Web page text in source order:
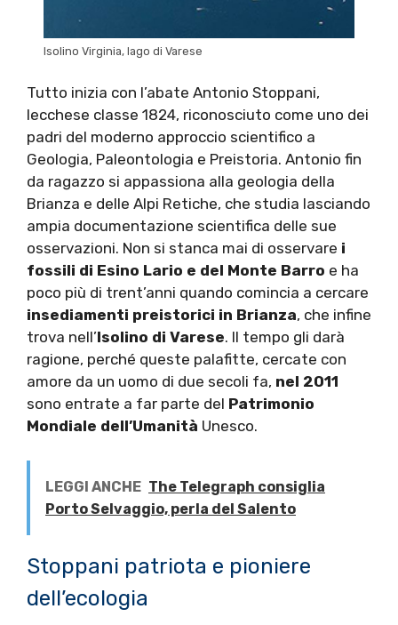
Isolino Virginia, lago di Varese
Tutto inizia con l’abate Antonio Stoppani,
lecchese classe 1824, riconosciuto come uno dei
padri del moderno approccio scientifico a
Geologia, Paleontologia e Preistoria. Antonio fin
da ragazzo si appassiona alla geologia della
Brianza e delle Alpi Retiche, che studia lasciando
ampia documentazione scientifica delle sue
osservazioni. Non si stanca mai di osservare i
fossili di Esino Lario e del Monte Barro e ha
poco più di trent’anni quando comincia a cercare
insediamenti preistorici in Brianza, che infine
trova nell’Isolino di Varese. Il tempo gli darà
ragione, perché queste palafitte, cercate con
amore da un uomo di due secoli fa, nel 2011
sono entrate a far parte del Patrimonio
Mondiale dell’Umanità Unesco.
LEGGI ANCHE The Telegraph consiglia
Porto Selvaggio, perla del Salento
Stoppani patriota e pioniere
dell’ecologia